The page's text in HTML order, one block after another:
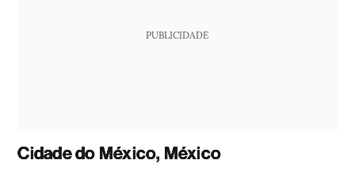
PUBLICIDADE
Cidade do México, México